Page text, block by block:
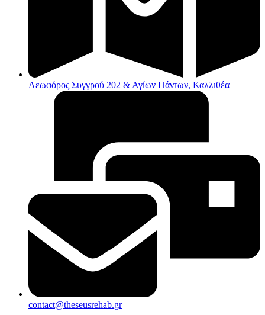
Λεωφόρος Συγγρού 202 & Αγίων Πάντων, Καλλιθέα
contact@theseusrehab.gr